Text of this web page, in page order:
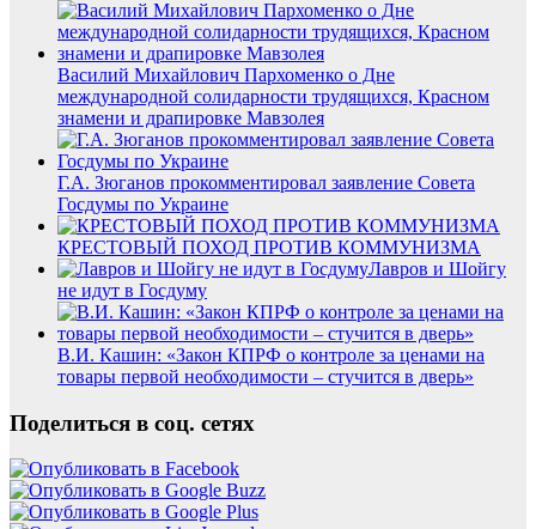
Василий Михайлович Пархоменко о Дне
международной солидарности трудящихся, Красном
знамени и драпировке Мавзолея
Г.А. Зюганов прокомментировал заявление Совета
Госдумы по Украине
КРЕСТОВЫЙ ПОХОД ПРОТИВ КОММУНИЗМА
Лавров и Шойгу
не идут в Госдуму
В.И. Кашин: «Закон КПРФ о контроле за ценами на
товары первой необходимости – стучится в дверь»
Поделиться в соц. сетях